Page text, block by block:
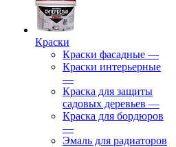
Краски
Краски фасадные —
Краски интерьерные
—
Краска для защиты
садовых деревьев —
⁠Краска для бордюров
—
Эмаль для радиаторов